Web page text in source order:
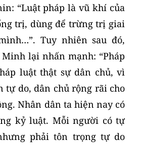
“Luật pháp là vũ khí của
trị, dùng để trừng trị giai
Tuy nhiên sau đó,
lại nhấn mạnh: “Pháp
luật thật sự dân chủ, vì
tự do, dân chủ rộng rãi cho
Nhân dân ta hiện nay có
kỷ luật. Mỗi người có tự
phải tôn trọng tự do